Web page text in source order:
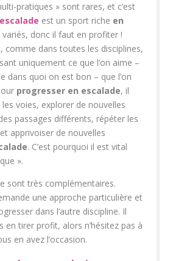
pratiques » sont rares, et c’est
est un sport riche en
variés, donc il faut en profiter !
comme dans toutes les disciplines,
uniquement ce que l’on aime –
dans quoi on est bon – que l’on
progresser en escalade, il
voies, explorer de nouvelles
passages différents, répéter les
apprivoiser de nouvelles
. C’est pourquoi il est vital
».
sont très complémentaires.
une approche particulière et
dans l’autre discipline. Il
en tirer profit, alors n’hésitez pas à
en avez l’occasion.